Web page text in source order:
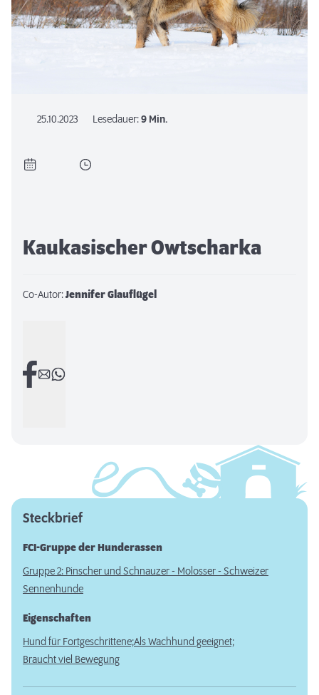
25.10.2023 Lesedauer:9 Min.
Kaukasischer Owtscharka
Co-Autor:Jennifer Glauflügel
Steckbrief
FCI-Gruppe der Hunderassen
Gruppe 2: Pinscher und Schnauzer - Molosser - Schweizer
Sennenhunde
Eigenschaften
Hund für Fortgeschrittene;Als Wachhund geeignet;
Braucht viel Bewegung